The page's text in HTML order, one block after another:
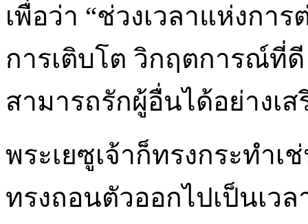
เพื่อว่า “ช่วงเวลาแห่งกา
การเติบโต วิกฤตการณ์ที่
สามารถรักผู้อื่นได้อย่างเ
พระเยซูเจ้าก็ทรงกระทำเ
ทรงถอนตัวออกไปเป็นเว